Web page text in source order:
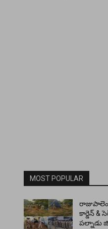
MOST POPULAR
కార్డెన్ &
పల్నాడు